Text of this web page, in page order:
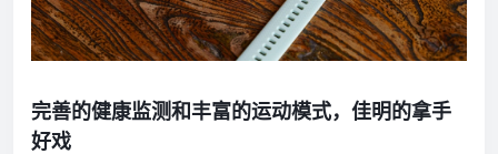
完善的健康监测和丰富的运动模式，佳明的拿手
好戏